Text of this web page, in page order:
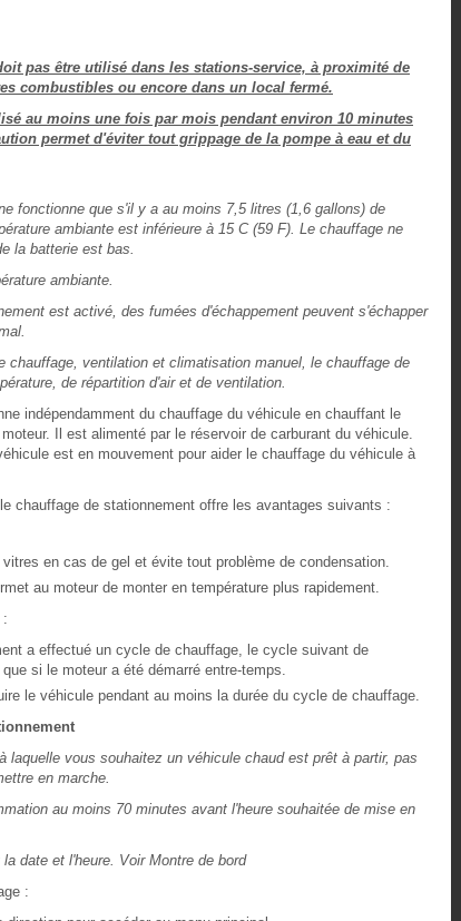
pas être utilisé dans les stations-service, à proximité de
combustibles ou encore dans un local fermé.
au moins une fois par mois pendant environ 10 minutes
permet d'éviter tout grippage de la pompe à eau et du
fonctionne que s'il y a au moins 7,5 litres (1,6 gallons) de
ambiante est inférieure à 15 C (59 F). Le chauffage ne
la batterie est bas.
ambiante.
est activé, des fumées d'échappement peuvent s'échapper
chauffage, ventilation et climatisation manuel, le chauffage de
de répartition d'air et de ventilation.
indépendamment du chauffage du véhicule en chauffant le
Il est alimenté par le réservoir de carburant du véhicule.
est en mouvement pour aider le chauffage du véhicule à
chauffage de stationnement offre les avantages suivants :
en cas de gel et évite tout problème de condensation.
au moteur de monter en température plus rapidement.
:
a effectué un cycle de chauffage, le cycle suivant de
si le moteur a été démarré entre-temps.
le véhicule pendant au moins la durée du cycle de chauffage.
laquelle vous souhaitez un véhicule chaud est prêt à partir, pas
en marche.
au moins 70 minutes avant l'heure souhaitée de mise en
date et l'heure. Voir Montre de bord
: